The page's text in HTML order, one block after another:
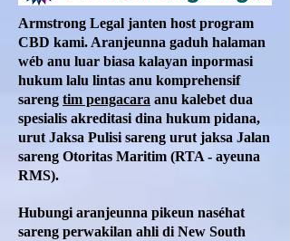
Armstrong Legal janten host program
CBD kami. Aranjeunna gaduh halaman
wéb anu luar biasa kalayan inpormasi
hukum lalu lintas anu komprehensif
sareng tim pengacara anu kalebet dua
spesialis akreditasi dina hukum pidana,
urut Jaksa Pulisi sareng urut jaksa Jalan
sareng Otoritas Maritim (RTA - ayeuna
RMS).
Hubungi aranjeunna pikeun naséhat
sareng perwakilan ahli di New South